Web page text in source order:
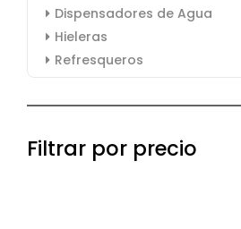
Dispensadores de Agua
Hieleras
Refresqueros
Filtrar por precio